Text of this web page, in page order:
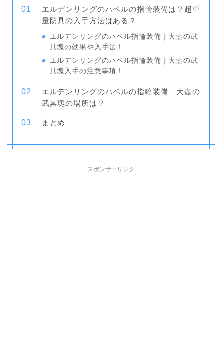
エルデンリングのハベルの指輪装備は？超重
量防具の入手方法はある？
エルデンリングのハベル指輪装備｜大壺の武
具塊の効果や入手法！
エルデンリングのハベル指輪装備｜大壺の武
具塊入手の注意事項！
エルデンリングのハベルの指輪装備｜大壺の
武具塊の場所は？
まとめ
スポンサーリンク